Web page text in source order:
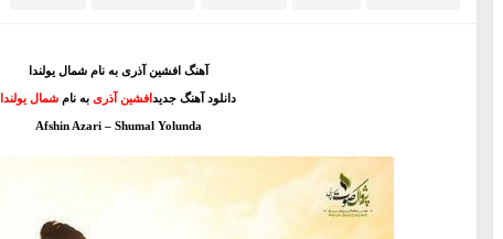
آهنگ افشین آذری به نام شمال یولندا
دانلود آهنگ جدیدافشین آذری به نام شمال یولندا
Afshin Azari – Shumal Yolunda